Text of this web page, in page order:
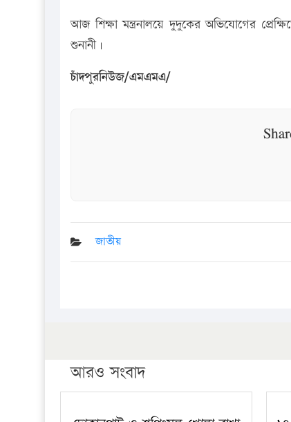
আজ শিক্ষা মন্ত্রনালয়ে দুদুকের অভিযোগের
শুনানী।
চাঁদপুরনিউজ/এমএমএ/
জাতীয়
আরও সংবাদ